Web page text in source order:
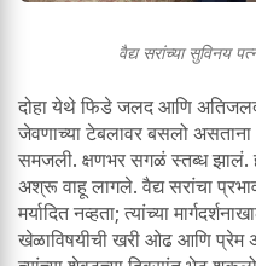
वैद्य सरांच्या सुविनय
दोहा येथे फिडे जलद आणि अतिजलद
जेवणाच्या टेबलावर बसलो असताना
समजली. क्षणभर सगळं स्तब्ध झालं.
अश्रू वाहू लागले. वैद्य सरांचा
मर्यादित नव्हता; त्यांच्या
खेळाविषयीची खरी ओढ आणि प्रेम